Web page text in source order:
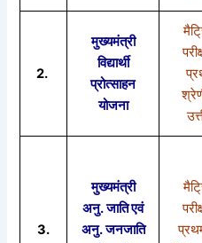
2.
मुख्यमंत्री
विद्यार्थी
प्रोत्साहन
योजना
3.
मुख्यमंत्री
अनु. जाति एवं
अनु. जनजाति